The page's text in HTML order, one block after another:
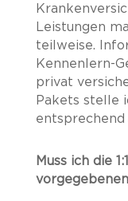
Leistungen
teilweise.
Kennenlern-
privat
Pakets stelle
entsprechend
Muss ich die